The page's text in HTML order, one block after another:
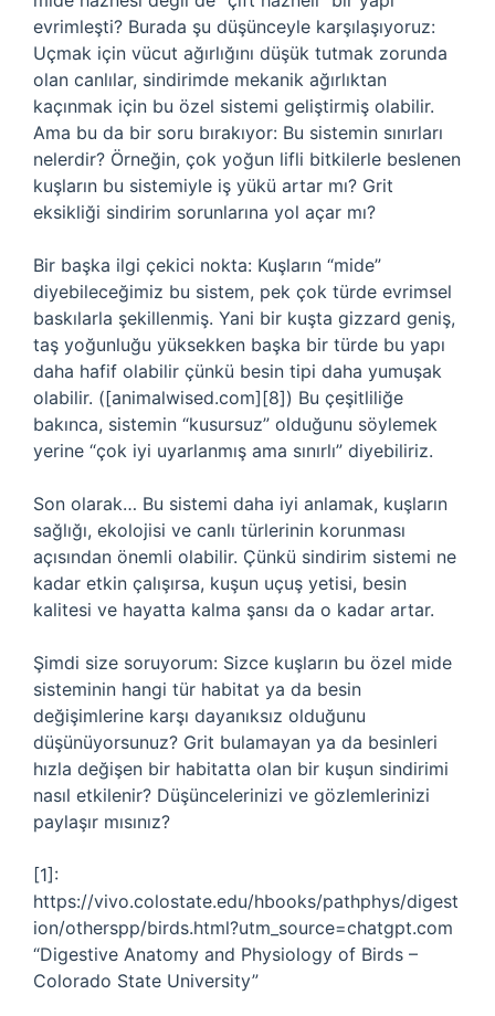
evrimleşti? Burada şu düşünceyle karşılaşıyoruz:
Uçmak için vücut ağırlığını düşük tutmak zorunda
olan canlılar, sindirimde mekanik ağırlıktan
kaçınmak için bu özel sistemi geliştirmiş olabilir.
Ama bu da bir soru bırakıyor: Bu sistemin sınırları
nelerdir? Örneğin, çok yoğun lifli bitkilerle beslenen
kuşların bu sistemiyle iş yükü artar mı? Grit
eksikliği sindirim sorunlarına yol açar mı?
Bir başka ilgi çekici nokta: Kuşların “mide”
diyebileceğimiz bu sistem, pek çok türde evrimsel
baskılarla şekillenmiş. Yani bir kuşta gizzard geniş,
taş yoğunluğu yüksekken başka bir türde bu yapı
daha hafif olabilir çünkü besin tipi daha yumuşak
olabilir. ([animalwised.com][8]) Bu çeşitliliğe
bakınca, sistemin “kusursuz” olduğunu söylemek
yerine “çok iyi uyarlanmış ama sınırlı” diyebiliriz.
Son olarak… Bu sistemi daha iyi anlamak, kuşların
sağlığı, ekolojisi ve canlı türlerinin korunması
açısından önemli olabilir. Çünkü sindirim sistemi ne
kadar etkin çalışırsa, kuşun uçuş yetisi, besin
kalitesi ve hayatta kalma şansı da o kadar artar.
Şimdi size soruyorum: Sizce kuşların bu özel mide
sisteminin hangi tür habitat ya da besin
değişimlerine karşı dayanıksız olduğunu
düşünüyorsunuz? Grit bulamayan ya da besinleri
hızla değişen bir habitatta olan bir kuşun sindirimi
nasıl etkilenir? Düşüncelerinizi ve gözlemlerinizi
paylaşır mısınız?
[1]:
https://vivo.colostate.edu/hbooks/pathphys/digest
ion/otherspp/birds.html?utm_source=chatgpt.com
“Digestive Anatomy and Physiology of Birds –
Colorado State University”